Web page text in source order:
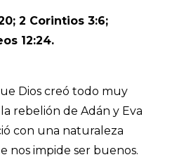
2 Corintios 3:6;
12:24.
Dios creó todo muy
rebelión de Adán y Eva
con una naturaleza
nos impide ser buenos.